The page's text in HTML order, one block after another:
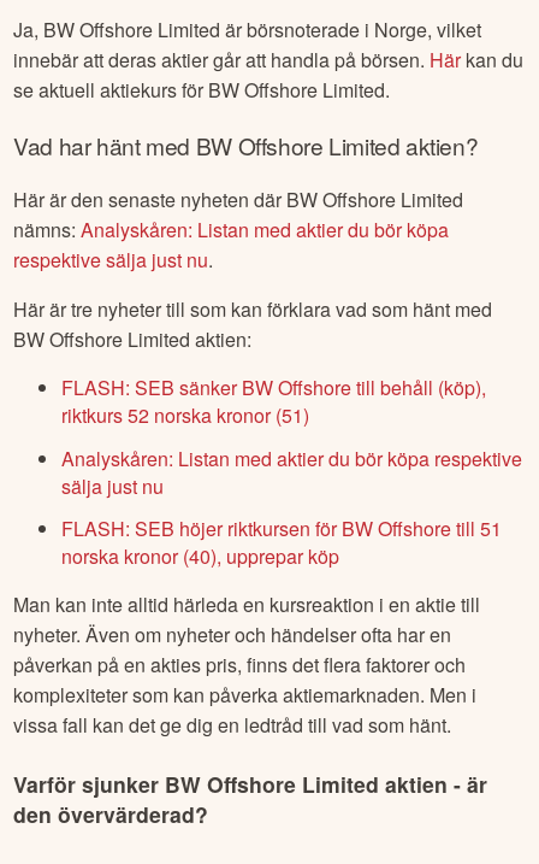
Ja, BW Offshore Limited är börsnoterade i Norge, vilket
innebär att deras aktier går att handla på börsen. Härkan du
se aktuell aktiekurs för BW Offshore Limited.
Vad har hänt med BW Offshore Limitedaktien?
Här är den senaste nyheten där BW Offshore Limited
nämns:Analyskåren: Listan med aktier du bör köpa
respektive sälja just nu.
Här är tre nyheter till som kan förklara vad som hänt med
BW Offshore Limited aktien:
FLASH: SEB sänker BW Offshore till behåll (köp),
riktkurs 52 norska kronor (51)
Analyskåren: Listan med aktier du bör köpa respektive
sälja just nu
FLASH: SEB höjer riktkursen för BW Offshore till 51
norska kronor (40), upprepar köp
Man kan inte alltid härleda en kursreaktion i en aktie till
nyheter. Även om nyheter och händelser ofta har en
påverkan på en akties pris, finns det flera faktorer och
komplexiteter som kan påverka aktiemarknaden. Men i
vissa fall kan det ge dig en ledtråd till vad som hänt.
Varför sjunker BW Offshore Limited aktien - är
den övervärderad?